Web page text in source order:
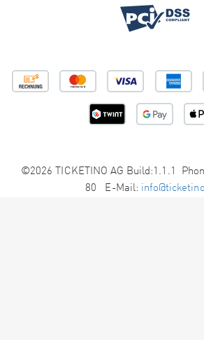
©2026 TICKETINO AG Build:1.1.1
80 E-Mail: